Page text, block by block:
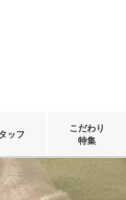
ッフ
こだわり
特集